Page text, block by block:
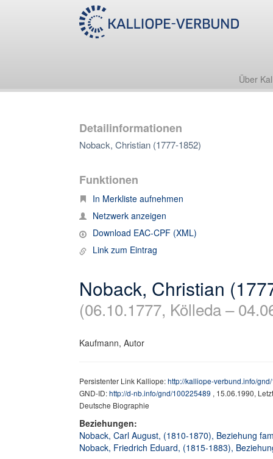
Über
Detailinformationen
Noback, Christian (1777-1852)
Funktionen
In Merkliste aufnehmen
Netzwerk anzeigen
Download EAC-CPF (XML)
Link zum Eintrag
Noback, Christian
(06.10.1777, Kölleda –
Kaufmann, Autor
Persistenter Link Kalliope:http://kalliope-verbund.info/
GND-ID:http://d-nb.info/gnd/100225489 , 15.06.1990,
Deutsche Biographie
Beziehungen:
Noback, Carl August, (1810-1870), Beziehung
Noback, Friedrich Eduard, (1815-1883),